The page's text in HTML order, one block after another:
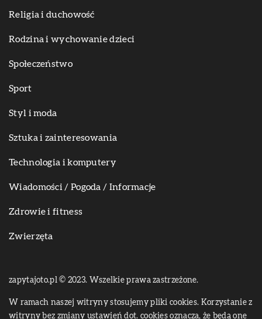
Religia i duchowość
Rodzina i wychowanie dzieci
Społeczeństwo
Sport
Styl i moda
Sztuka i zainteresowania
Technologia i komputery
Wiadomości / Pogoda / Informacje
Zdrowie i fitness
Zwierzęta
zapytajoto.pl © 2023. Wszelkie prawa zastrzeżone.
W ramach naszej witryny stosujemy pliki cookies. Korzystanie z
witryny bez zmiany ustawień dot. cookies oznacza, że będą one